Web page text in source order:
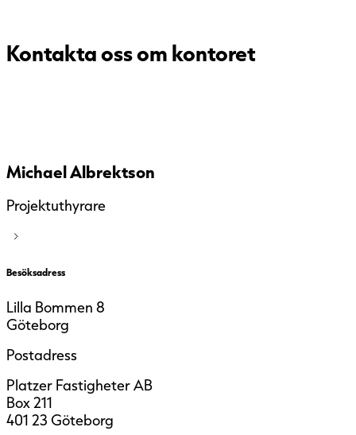
Kontakta oss om kontoret
Michael Albrektson
Projektuthyrare
Besöksadress
Lilla Bommen 8
Göteborg
Postadress
Platzer Fastigheter AB
Box 211
401 23 Göteborg